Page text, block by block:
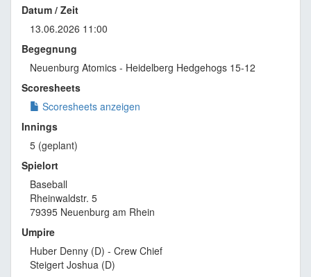
Datum / Zeit
13.06.2026 11:00
Begegnung
Neuenburg Atomics - Heidelberg Hedgehogs 15-12
Scoresheets
Scoresheets anzeigen
Innings
5 (geplant)
Spielort
Baseball
Rheinwaldstr. 5
79395 Neuenburg am Rhein
Umpire
Huber Denny (D) - Crew Chief
Steigert Joshua (D)